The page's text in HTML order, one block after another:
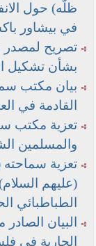
ظلّه) حول
في بيشاور
تصريح
بشأن تشكيل
بيان مكتب
القادمة في
تعزية مكتب
والمسلمين
تعزية
(عليهم
الطباطبائي
البيان
الجارية في